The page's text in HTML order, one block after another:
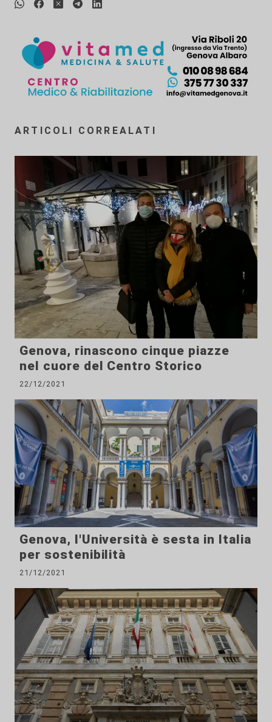
ARTICOLI CORREALATI
Genova, rinascono cinque piazze
nel cuore del Centro Storico
22/12/2021
Genova, l'Università è sesta in Italia
per sostenibilità
21/12/2021